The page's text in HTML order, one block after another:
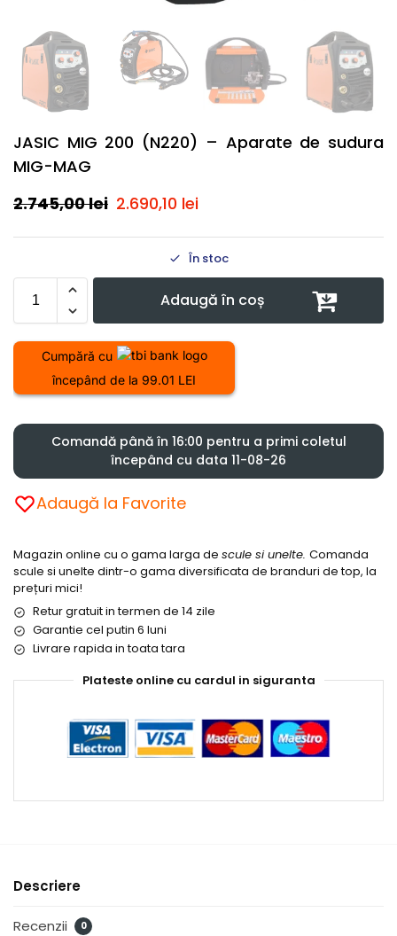
JASIC MIG 200 (N220) – Aparate de sudura
MIG-MAG
2.745,00lei 2.690,10 lei
În stoc
Adaugă în coș
Cumpără cu
începând de la 99.01 LEI
Comandă până în 16:00 pentru a primi coletul
începând cu data 11-08-26
Adaugă la Favorite
Magazin online cu o gama larga de scule si unelte. Comanda
scule si unelte dintr-o gama diversificata de branduri de top, la
prețuri mici!
Retur gratuit in termen de 14 zile
Garantie cel putin 6 luni
Livrare rapida in toata tara
Plateste online cu cardul in siguranta
Descriere
Recenzii 0